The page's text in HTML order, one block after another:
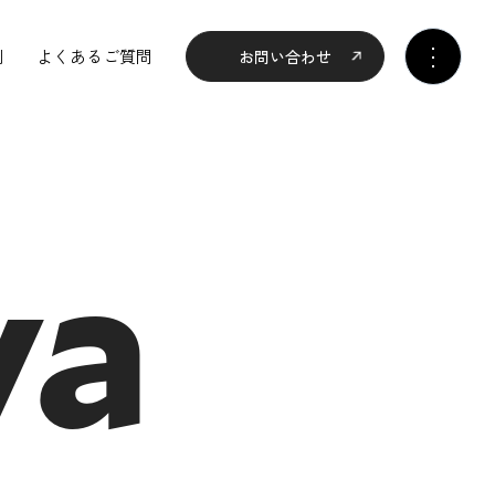
よくあるご質問 お問い合わせ